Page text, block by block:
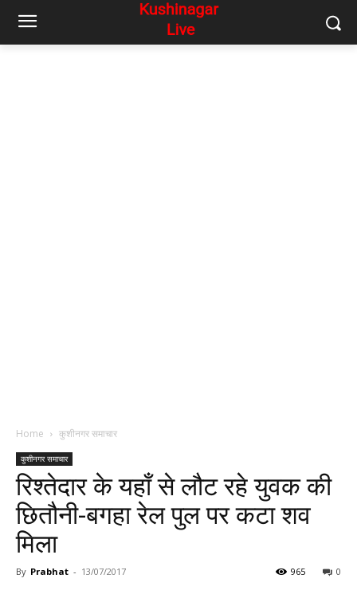
Home कुशीनगर समाचार
कुशीनगर समाचार
रिश्तेदार के यहाँ से लौट रहे युवक की
छितौनी-बगहा रेल पुल पर कटा शव
मिला
By Prabhat - 13/07/2017 0
965